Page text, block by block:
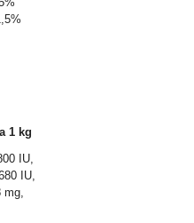
1 kg
IU,
IU,